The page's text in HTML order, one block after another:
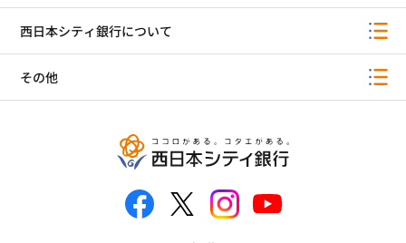
西日本シティ銀行について
その他